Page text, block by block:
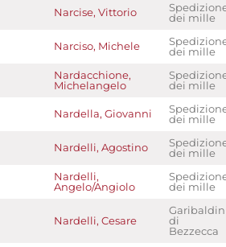
Narcise, Vittorio
dei mille
Narciso, Michele
dei mille
Nardacchione,
Michelangelo
dei mille
Nardella, Giovanni
dei mille
Nardelli, Agostino
dei mille
Nardelli,
Angelo/Angiolo
dei mille
Nardelli, Cesare
di
Bezzecca